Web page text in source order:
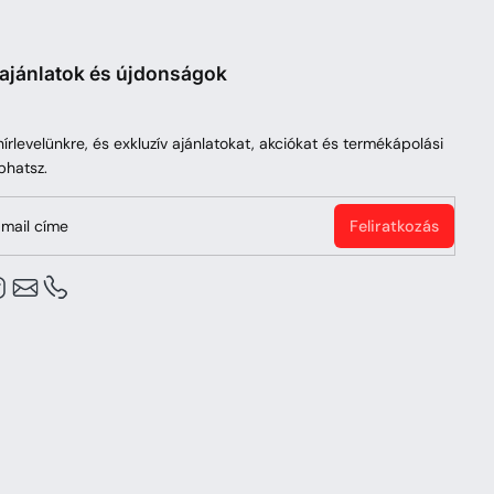
és újdonságok
és exkluzív ajánlatokat, akciókat és termékápolási
címe Feliratkozás